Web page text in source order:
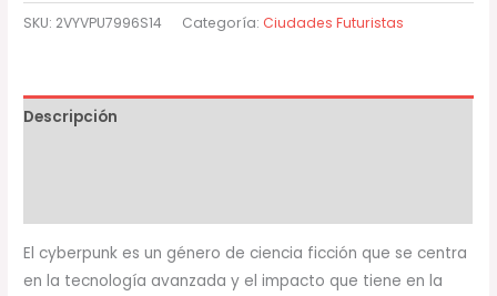
SKU: 2VYVPU7996S14 Categoría: Ciudades Futuristas
Descripción
El cyberpunk es un género de ciencia ficción que se centra
en la tecnología avanzada y el impacto que tiene en la